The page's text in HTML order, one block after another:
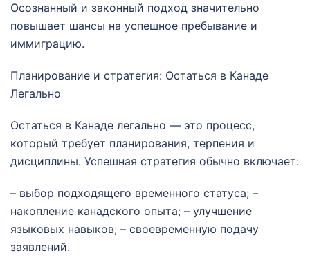
Осознанный и законный подход значительно
повышает шансы на успешное пребывание и
иммиграцию.
Планирование и стратегия: Остаться в Канаде
Легально
Остаться в Канаде легально — это процесс,
который требует планирования, терпения и
дисциплины. Успешная стратегия обычно включает:
– выбор подходящего временного статуса; –
накопление канадского опыта; – улучшение
языковых навыков; – своевременную подачу
заявлений.